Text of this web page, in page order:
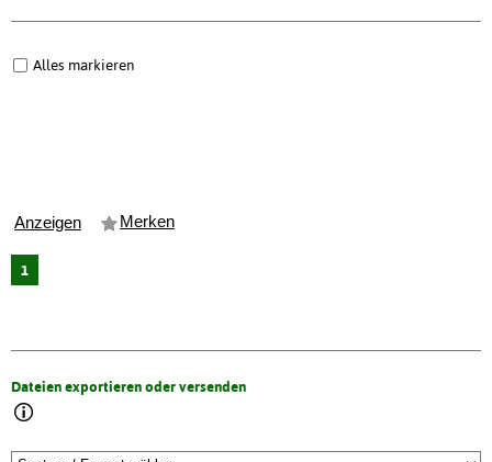
Alles markieren
Anzeigen Merken
1
Dateien exportieren oder versenden